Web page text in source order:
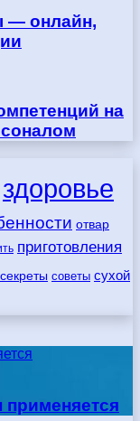
— онлайн,
на
здоровье
отвар
приготовления
секреты советы сухой
применяется